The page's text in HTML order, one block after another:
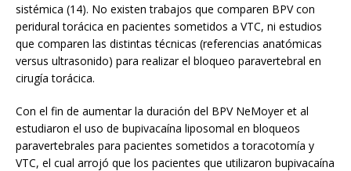
sistémica (14). No existen trabajos que comparen BPV con
peridural torácica en pacientes sometidos a VTC, ni estudios
que comparen las distintas técnicas (referencias anatómicas
versus ultrasonido) para realizar el bloqueo paravertebral en
cirugía torácica.
Con el fin de aumentar la duración del BPV NeMoyer et al
estudiaron el uso de bupivacaína liposomal en bloqueos
paravertebrales para pacientes sometidos a toracotomía y
VTC, el cual arrojó que los pacientes que utilizaron bupivacaína